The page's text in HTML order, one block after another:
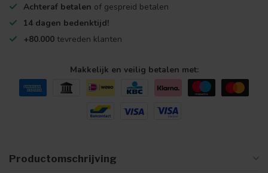
Achteraf betalen of gespreid betalen
14 dagen bedenktijd!
+80.000 tevreden klanten
Makkelijk en veilig betalen met:
Productomschrijving